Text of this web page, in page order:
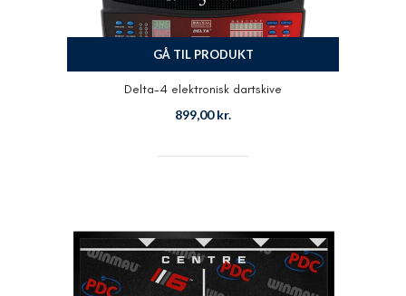
GÅ TIL PRODUKT
Delta-4 elektronisk dartskive
899,00kr.